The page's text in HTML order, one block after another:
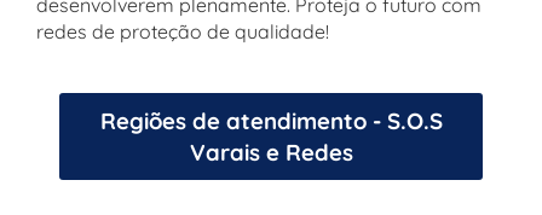
desenvolverem plenamente. Proteja o futuro com
redes de proteção de qualidade!
Regiões de atendimento - S.O.S
Varais e Redes